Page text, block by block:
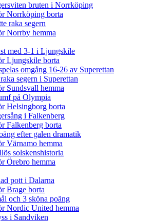
bruten i Norrköping
Norrköping borta
raka segern
Norrby hemma
med 3-1 i Ljungskile
Ljungskile borta
omgång 16-26 av Superettan
segern i Superettan
Sundsvall hemma
på Olympia
Helsingborg borta
i Falkenberg
Falkenberg borta
efter galen dramatik
Värnamo hemma
solskenshistoria
Örebro hemma
pott i Dalarna
Brage borta
och 3 sköna poäng
Nordic United hemma
i Sandviken